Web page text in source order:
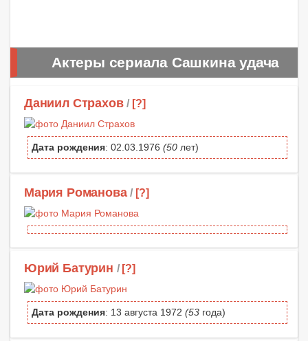
Актеры сериала Сашкина удача
Даниил Страхов / [?]
Дата рождения: 02.03.1976 (50 лет)
Мария Романова / [?]
Юрий Батурин / [?]
Дата рождения: 13 августа 1972 (53 года)